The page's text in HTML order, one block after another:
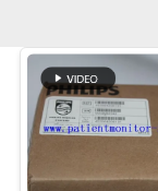
একটি
উদ্ধৃতি
অনুরোধ
করুন